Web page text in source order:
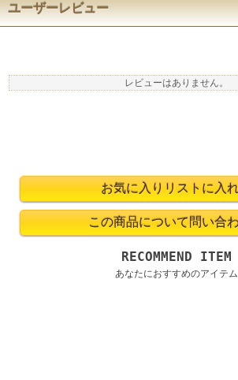
ユーザーレビュー
レビューはありません。
RECOMMEND ITEM
あなたにおすすめのアイテム